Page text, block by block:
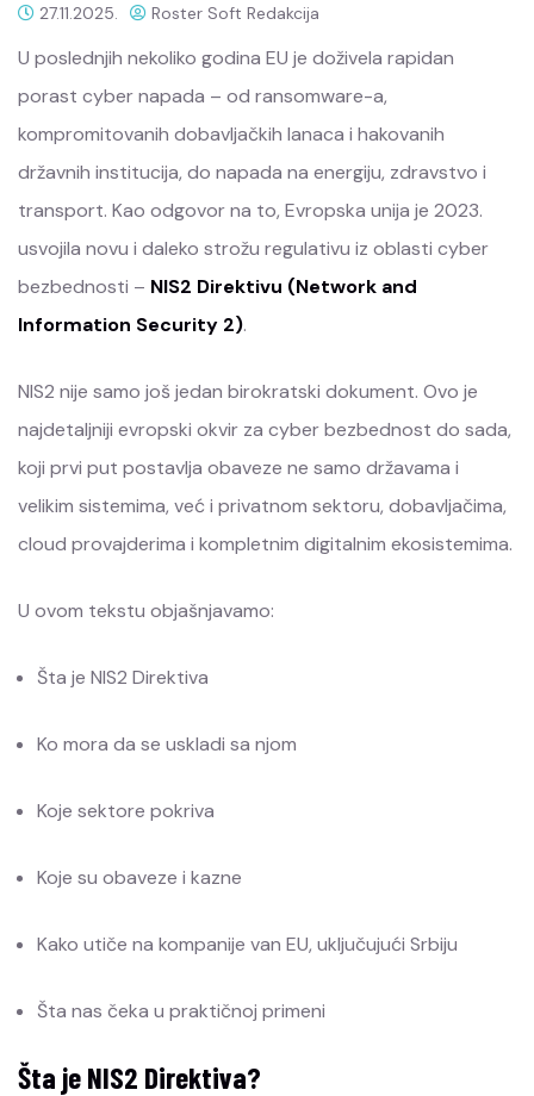
27.11.2025. Roster Soft Redakcija
U poslednjih nekoliko godina EU je doživela rapidan
porast cyber napada – od ransomware-a,
kompromitovanih dobavljačkih lanaca i hakovanih
državnih institucija, do napada na energiju, zdravstvo i
transport. Kao odgovor na to, Evropska unija je 2023.
usvojila novu i daleko strožu regulativu iz oblasti cyber
bezbednosti – NIS2 Direktivu (Network and
Information Security 2).
NIS2 nije samo još jedan birokratski dokument. Ovo je
najdetaljniji evropski okvir za cyber bezbednost do sada,
koji prvi put postavlja obaveze ne samo državama i
velikim sistemima, već i privatnom sektoru, dobavljačima,
cloud provajderima i kompletnim digitalnim ekosistemima.
U ovom tekstu objašnjavamo:
Šta je NIS2 Direktiva
Ko mora da se uskladi sa njom
Koje sektore pokriva
Koje su obaveze i kazne
Kako utiče na kompanije van EU, uključujući Srbiju
Šta nas čeka u praktičnoj primeni
Šta je NIS2 Direktiva?